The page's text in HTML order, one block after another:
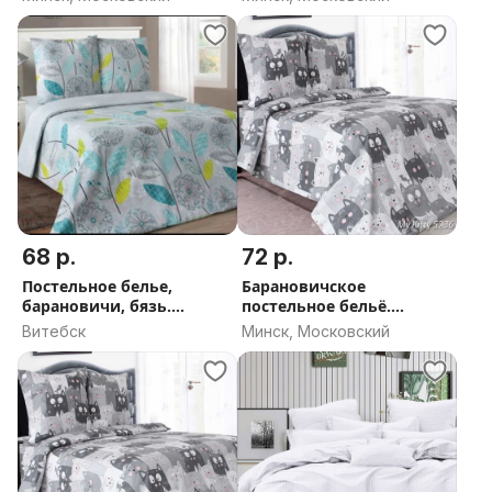
68 р.
Постельное белье,
барановичи, бязь.
БЛАКИТ
Витебск
72 р.
Барановичское
постельное бельё.
БЛАКИТ
Минск, Московский